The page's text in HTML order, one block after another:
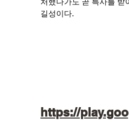
처했다가도 곧 특사를 받
길성이다.
https://